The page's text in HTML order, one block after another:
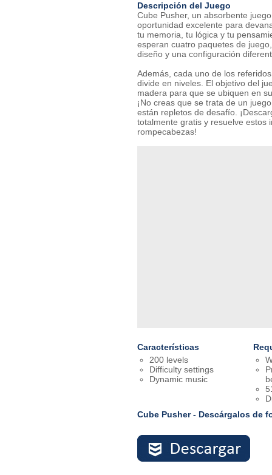
Descripción del Juego
Cube Pusher, un absorbente
oportunidad excelente para
tu memoria, tu lógica y tu
esperan cuatro paquetes de
diseño y una configuración
Además, cada uno de los
divide en niveles. El objetivo del
madera para que se ubiquen en
¡No creas que se trata de un
están repletos de desafío.
totalmente gratis y resuelve estos
rompecabezas!
Características
200 levels
Difficulty settings
Dynamic music
Cube Pusher - Descárgalos de